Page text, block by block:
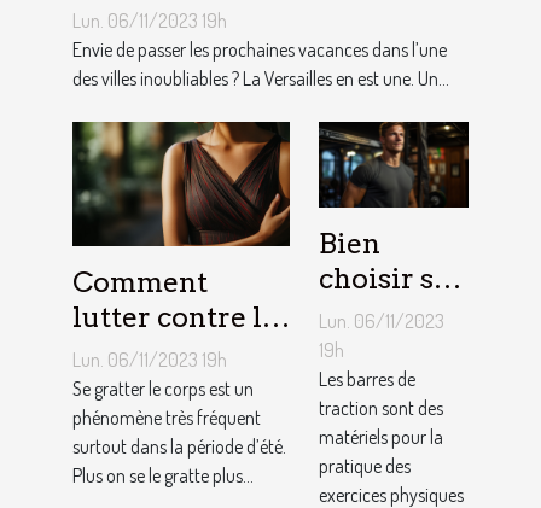
Lun. 06/11/2023 19h
Envie de passer les prochaines vacances dans l’une
des villes inoubliables ? La Versailles en est une. Un...
Comment
lutter contre la
démangeaison ?
Lun. 06/11/2023 19h
Se gratter le corps est un
phénomène très fréquent
surtout dans la période d’été.
Plus on se le gratte plus...
Bien
choisir sa
barre de
traction :
nos
conseils !
Lun. 06/11/2023
19h
Les barres de
traction sont des
matériels pour la
pratique des
exercices physiques